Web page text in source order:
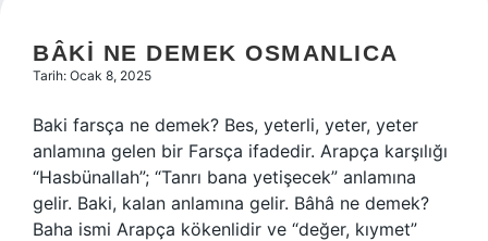
BÂKI NE DEMEK OSMANLICA
Tarih: Ocak 8, 2025
Baki farsça ne demek? Bes, yeterli, yeter, yeter
anlamına gelen bir Farsça ifadedir. Arapça karşılığı
“Hasbünallah”; “Tanrı bana yetişecek” anlamına
gelir. Baki, kalan anlamına gelir. Bâhâ ne demek?
Baha ismi Arapça kökenlidir ve “değer, kıymet”